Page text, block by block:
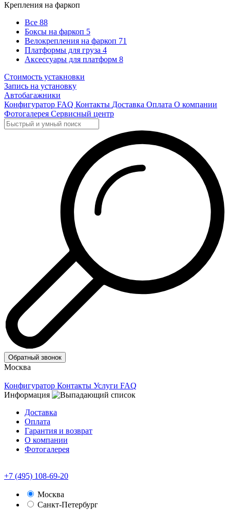
Крепления на фаркоп
Все 88
Боксы на фаркоп 5
Велокрепления на фаркоп 71
Платформы для груза 4
Аксессуары для платформ 8
Стоимость устакновки
Запись на установку
Автобагажники
Конфигуратор FAQ Контакты Доставка Оплата О компании
Фотогалерея Сервисный центр
Обратный звонок
Москва
Конфигуратор Контакты Услуги FAQ
Информация
Доставка
Оплата
Гарантия и возврат
О компании
Фотогалерея
+7 (495) 108-69-20
Москва
Санкт-Петербург